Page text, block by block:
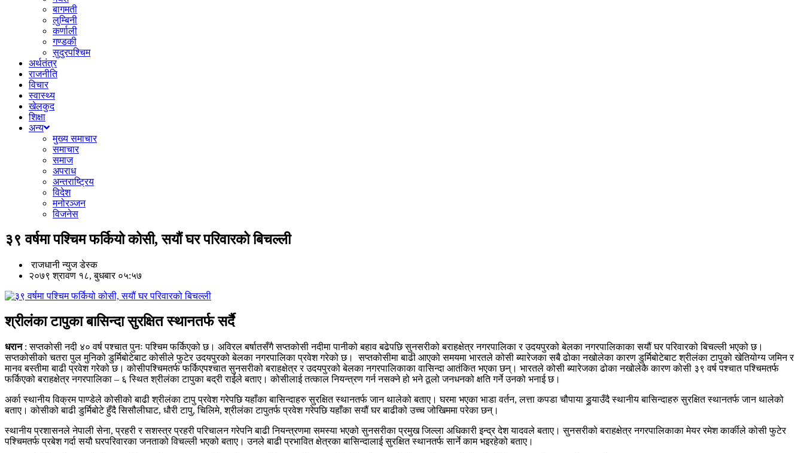
बागमती
लुम्बिनी
कर्णाली
गण्डकी
सुदुरपश्चिम
अर्थतंत्र
राजनीति
विचार
स्वास्थ्य
खेलकुद
शिक्षा
अन्य
मुख्य समाचार
समाचार
समाज
अपराध
अन्तराष्ट्रिय
विदेश
मनोरञ्जन
विजनेस
३९ वर्षमा पश्चिम फर्कियो कोसी, सयौं घर परिवारको बिचल्ली
राजधानी न्युज डेस्क
२०७९ श्रावण १८, बुधबार ०५:५७
श्रीलंका टापुका बासिन्दा सुरक्षित स्थानतर्फ सर्दै
धरान : सप्तकोसी नदी ४० वर्ष पश्चात पुनः पश्चिम फर्किएको छ। अविरल बर्षातसँगै सप्तकोसी नदीमा पानीको बहाव बढेपछि सुनसरीको बराहक्षेत्र नगरपालिका र उदयपुरको बेलका नगरपालिकाका सयौं घर परिवारको बिचल्ली भएको छ।
सप्तकोसीको चतरा पुल मुनिको डुर्मिबोटेबाट कोसीले फुटेर उदयपुरको बेलका नगरपालिका प्रवेश गरेको छ।
सप्तकोसीमा बाढी आएको समयमा भारतले कोसी ब्यारेजका सबै ढोका नखोलेका कारण डुर्मिबोटेबाट श्रीलंका टापुको खेतियोग्य जमिन र
मानव बस्तीमा बाढी प्रवेश गरेको छ। कोसीपश्चिमतर्फ फर्किएपश्चात सुनसरीको बराहक्षेत्र र उदयपुरको बेलका नगरपालिकाका वासिन्दा आतंकित भएका छन्। भारतले कोसी ब्यारेजका ढोका नखोलेकै कारण कोसी ३९ वर्ष पश्चात पश्चिमतर्फ
फर्किएको बराहक्षेत्र नगरपालिका – ६ स्थित श्रीलंका टापुका बद्री राईले बताए। कोसीलाई तत्काल नियन्त्रण गर्न नसक्ने हो भने ठूलो जनधनको क्षति गर्ने उनको भनाई छ।
अर्का स्थानीय विक्रम पाण्डेले कोसीको बाढी श्रीलंका टापु प्रवेश गरेपछि यहाँका बासिन्दाहरु सुरक्षित स्थानतर्फ जान थालेको बताए। घरमा भएका भाडा वर्तन, लत्ता कपडा चौपाया डुर्‍याउँदै स्थानीय बासिन्दाहरु सुरक्षित स्थानतर्फ जान थालेको
बताए। कोसीको बाढी डुर्मिबोटे हुँदै सिसौलीघाट, धौरी टापु, चिलिमे, श्रीलंका टापुतर्फ प्रवेश गरेपछि यहाँका सयौं घर बाढीको उच्च जोखिममा परेका छन्।
स्थानीय प्रशासनले नेपाली सेना, प्रहरी र सशस्त्र प्रहरी परिचालन गरेपनि बाढी नियन्त्रणमा समस्या भएको सुनसरीका प्रमुख जिल्ला अधिकारी इन्द्र देश यादवले बताए। सुनसरीको बराहक्षेत्र नगरपालिकाका मेयर रमेश कार्कीले कोसी फुटेर
पश्चिमतर्फ प्रबेश गर्दा सयौ घरपरिवारका जनताको विचल्ली भएको बताए। उनले बाढी प्रभावित क्षेत्रका बासिन्दालाई सुरक्षित स्थानतर्फ सार्ने काम भइरहेको बताए।